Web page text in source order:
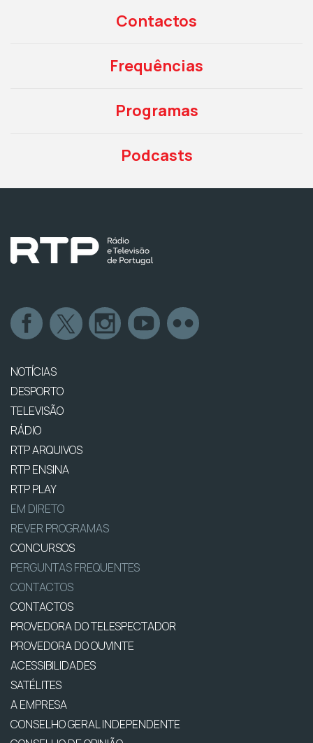
Contactos
Frequências
Programas
Podcasts
NOTÍCIAS
DESPORTO
TELEVISÃO
RÁDIO
RTP ARQUIVOS
RTP ENSINA
RTP PLAY
EM DIRETO
REVER PROGRAMAS
CONCURSOS
PERGUNTAS FREQUENTES
CONTACTOS
CONTACTOS
PROVEDORA DO TELESPECTADOR
PROVEDORA DO OUVINTE
ACESSIBILIDADES
SATÉLITES
A EMPRESA
CONSELHO GERAL INDEPENDENTE